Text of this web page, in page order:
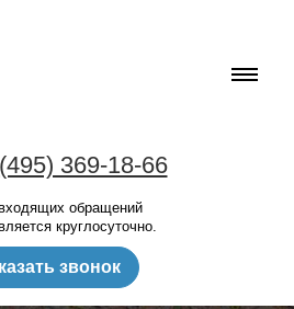
369-18-66
обращений
круглосуточно.
звонок